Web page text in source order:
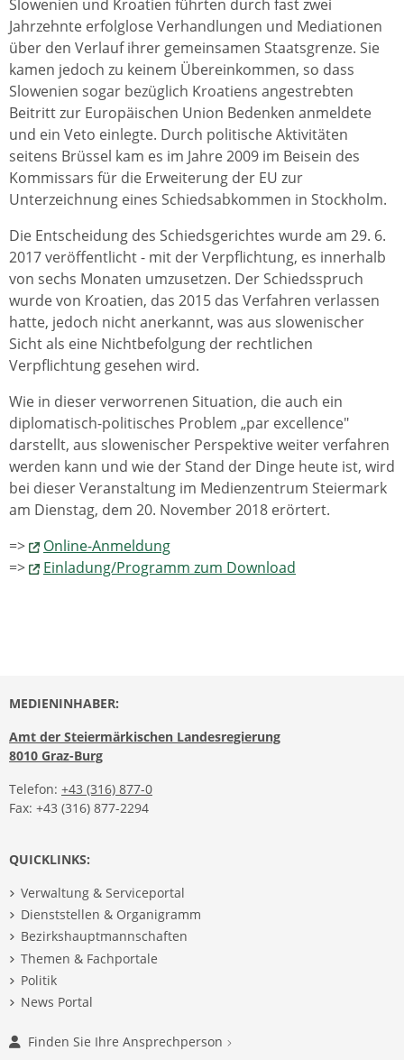
Slowenien und Kroatien führten durch fast zwei
Jahrzehnte erfolglose Verhandlungen und Mediationen
über den Verlauf ihrer gemeinsamen Staatsgrenze. Sie
kamen jedoch zu keinem Übereinkommen, so dass
Slowenien sogar bezüglich Kroatiens angestrebten
Beitritt zur Europäischen Union Bedenken anmeldete
und ein Veto einlegte. Durch politische Aktivitäten
seitens Brüssel kam es im Jahre 2009 im Beisein des
Kommissars für die Erweiterung der EU zur
Unterzeichnung eines Schiedsabkommen in Stockholm.
Die Entscheidung des Schiedsgerichtes wurde am 29. 6.
2017 veröffentlicht - mit der Verpflichtung, es innerhalb
von sechs Monaten umzusetzen. Der Schieds­spruch
wurde von Kroatien, das 2015 das Verfahren verlassen
hatte, jedoch nicht anerkannt, was aus slowenischer
Sicht als eine Nichtbefolgung der rechtlichen
Verpflichtung gesehen wird.
Wie in dieser verworrenen Situation, die auch ein
diplomatisch-politisches Problem „par excellence"
darstellt, aus slowenischer Perspektive weiter ver­fahren
werden kann und wie der Stand der Dinge heute ist, wird
bei dieser Veranstaltung im Medienzentrum Steiermark
am Dienstag, dem 20. November 2018 erörtert.
=>
Online-Anmeldung
=>
Einladung/Programm zum Download
MEDIENINHABER:
Amt der Steiermärkischen Landesregierung
8010 Graz-Burg
Telefon: +43 (316) 877-0
Fax: +43 (316) 877-2294
QUICKLINKS:
Verwaltung & Serviceportal
Dienststellen & Organigramm
Bezirkshauptmannschaften
Themen & Fachportale
Politik
News Portal
Finden Sie Ihre Ansprechperson